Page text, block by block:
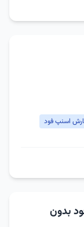
اسنپ فود
بدون